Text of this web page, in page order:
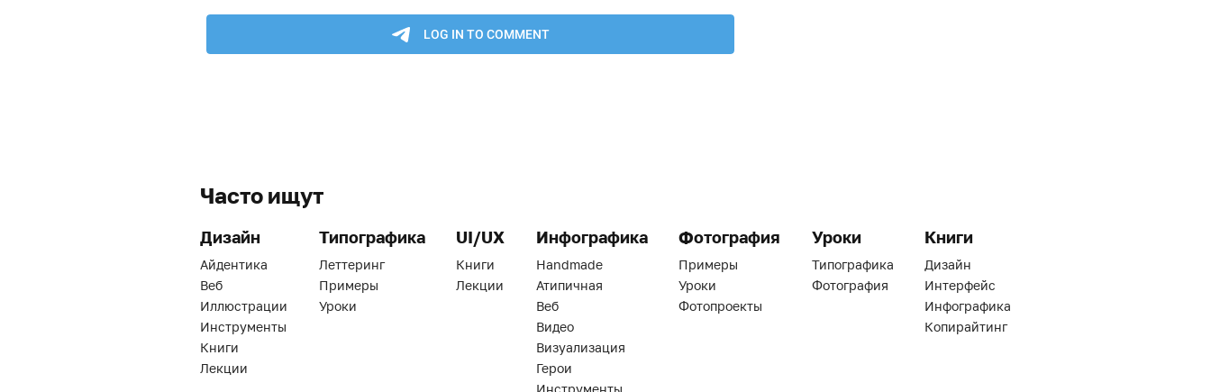
Часто ищут
Дизайн
Айдентика
Веб
Иллюстрации
Инструменты
Книги
Лекции
Типографика
Леттеринг
Примеры
Уроки
UI/UX
Книги
Лекции
Инфографика
Handmade
Атипичная
Веб
Видео
Визуализация
Герои
Фотография
Примеры
Уроки
Фотопроекты
Уроки
Типографика
Фотография
Книги
Дизайн
Интерфейс
Инфографика
Копирайтинг